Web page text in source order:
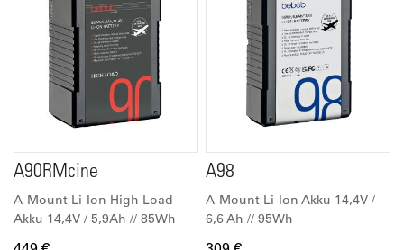
A90RMcine
A-Mount Li-Ion High Load
Akku 14,4V / 5,9Ah // 85Wh
A98
A-Mount Li-Ion Akku 14,4V /
6,6 Ah // 95Wh